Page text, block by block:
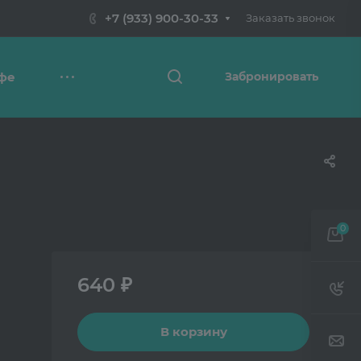
+7 (933) 900-30-33 Заказать звонок
Забронировать
640 ₽
В корзину
0